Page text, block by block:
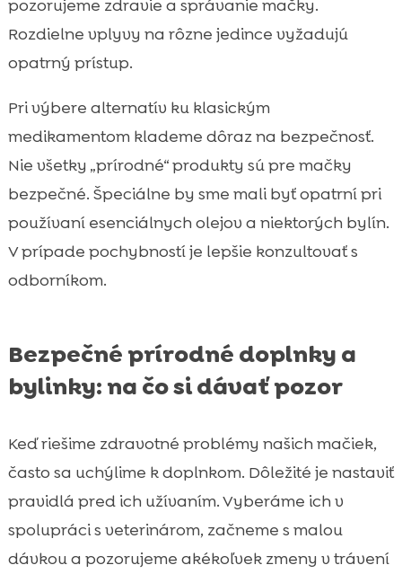
pozorujeme zdravie a správanie mačky.
Rozdielne vplyvy na rôzne jedince vyžadujú
opatrný prístup.
Pri výbere alternatív ku klasickým
medikamentom klademe dôraz na bezpečnosť.
Nie všetky „prírodné“ produkty sú pre mačky
bezpečné. Špeciálne by sme mali byť opatrní pri
používaní esenciálnych olejov a niektorých bylín.
V prípade pochybností je lepšie konzultovať s
odborníkom.
Bezpečné prírodné doplnky a
bylinky: na čo si dávať pozor
Keď riešime zdravotné problémy našich mačiek,
často sa uchýlime k doplnkom. Dôležité je nastaviť
pravidlá pred ich užívaním. Vyberáme ich v
spolupráci s veterinárom, začneme s malou
dávkou a pozorujeme akékoľvek zmeny v trávení